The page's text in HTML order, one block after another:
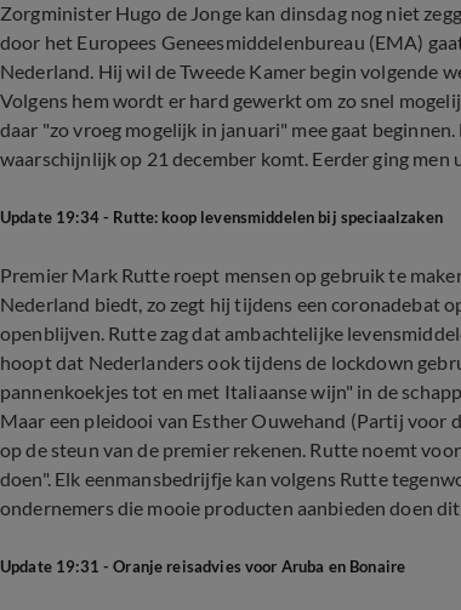
Zorgminister Hugo de Jonge kan dinsdag nog niet
door het Europees Geneesmiddelenbureau (EMA)
Nederland. Hij wil de Tweede Kamer begin volgende
Volgens hem wordt er hard gewerkt om zo snel
daar "zo vroeg mogelijk in januari" mee gaat
waarschijnlijk op 21 december komt. Eerder ging men
Update 19:34 - Rutte: koop levensmiddelen bij speciaalzaken
Premier Mark Rutte roept mensen op gebruik te
Nederland biedt, zo zegt hij tijdens een coronadebat
openblijven. Rutte zag dat ambachtelijke
hoopt dat Nederlanders ook tijdens de lockdown
pannenkoekjes tot en met Italiaanse wijn" in de
Maar een pleidooi van Esther Ouwehand (Partij voor
op de steun van de premier rekenen. Rutte noemt
doen". Elk eenmansbedrijfje kan volgens Rutte
ondernemers die mooie producten aanbieden doen
Update 19:31 - Oranje reisadvies voor Aruba en Bonaire